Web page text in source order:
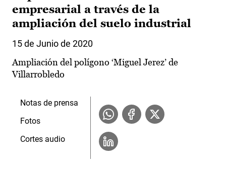
empresarial a través de la
ampliación del suelo industrial
15 de Junio de 2020
Ampliación del polígono ‘Miguel Jerez’ de
Villarrobledo
Notas de prensa
Fotos
Cortes audio